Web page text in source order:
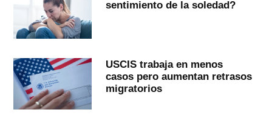
sentimiento de la soledad?
USCIS trabaja en menos
casos pero aumentan retrasos
migratorios